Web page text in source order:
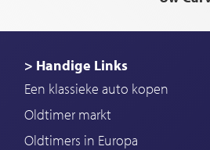
> Handige Links
Een klassieke auto kopen
Oldtimer markt
Oldtimers in Europa